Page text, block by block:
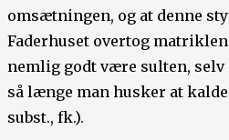
omsætningen, og at denne
Faderhuset overtog matriklen
nemlig godt være sulten,
så længe man husker at kalde
subst., fk.).